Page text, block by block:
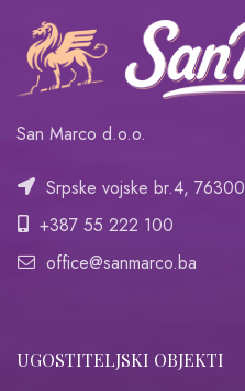
San Marco d.o.o.
Srpske vojske br.4,
+387 55 222 100
office@sanmarco.ba
UGOSTITELJSKI OBJEKTI